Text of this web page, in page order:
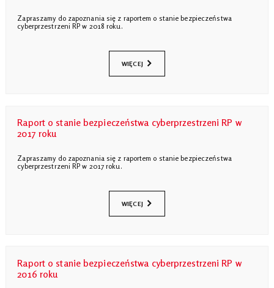
Zapraszamy do zapoznania się z raportem o stanie bezpieczeństwa
cyberprzestrzeni RP w 2018 roku.
WIĘCEJ
Raport o stanie bezpieczeństwa cyberprzestrzeni RP w
2017 roku
Zapraszamy do zapoznania się z raportem o stanie bezpieczeństwa
cyberprzestrzeni RP w 2017 roku.
WIĘCEJ
Raport o stanie bezpieczeństwa cyberprzestrzeni RP w
2016 roku